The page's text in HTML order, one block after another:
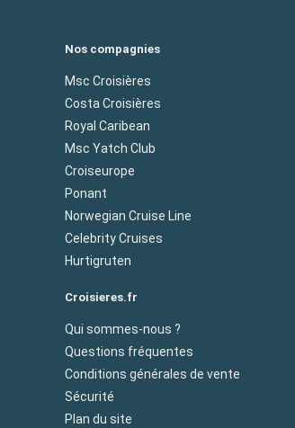
Nos compagnies
Msc Croisières
Costa Croisières
Royal Caribean
Msc Yatch Club
Croiseurope
Ponant
Norwegian Cruise Line
Celebrity Cruises
Hurtigruten
Croisieres.fr
Qui sommes-nous ?
Questions fréquentes
Conditions générales de vente
Sécurité
Plan du site